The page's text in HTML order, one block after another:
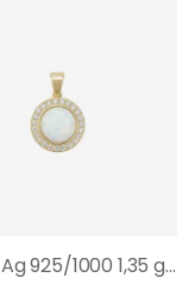
Přívěs Ag 925/1000 1,35 gr AGZJ09005